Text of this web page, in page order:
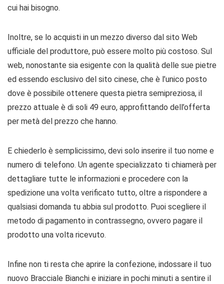
cui hai bisogno.
Inoltre, se lo acquisti in un mezzo diverso dal sito Web
ufficiale del produttore, può essere molto più costoso. Sul
web, nonostante sia esigente con la qualità delle sue pietre
ed essendo esclusivo del sito cinese, che è l’unico posto
dove è possibile ottenere questa pietra semipreziosa, il
prezzo attuale è di soli 49 euro, approfittando dell’offerta
per metà del prezzo che hanno.
E chiederlo è semplicissimo, devi solo inserire il tuo nome e
numero di telefono. Un agente specializzato ti chiamerà per
dettagliare tutte le informazioni e procedere con la
spedizione una volta verificato tutto, oltre a rispondere a
qualsiasi domanda tu abbia sul prodotto. Puoi scegliere il
metodo di pagamento in contrassegno, ovvero pagare il
prodotto una volta ricevuto.
Infine non ti resta che aprire la confezione, indossare il tuo
nuovo Bracciale Bianchi e iniziare in pochi minuti a sentire il